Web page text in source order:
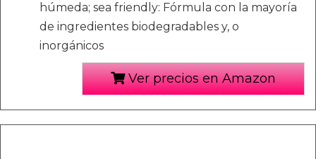
húmeda; sea friendly: Fórmula con la mayoría
de ingredientes biodegradables y, o
inorgánicos
Ver precios en Amazon